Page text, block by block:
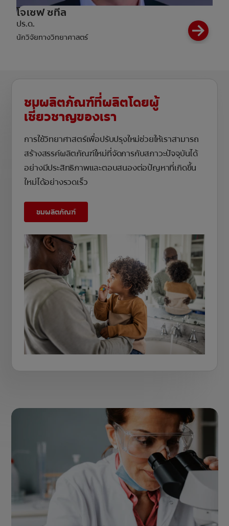
โจเซฟ ซทีล
ปร.ด.
นักวิจัยทางวิทยาศาสตร์
ชมผลิตภัณฑ์ที่ผลิตโดยผู้
เชี่ยวชาญของเรา
การใช้วิทยาศาสตร์เพื่อปรับปรุงใหม่ช่วยให้เราสามารถ
สร้างสรรค์ผลิตภัณฑ์ใหม่ที่จัดการกับสภาวะปัจจุบันได้
อย่างมีประสิทธิภาพและตอบสนองต่อปัญหาที่เกิดขึ้น
ใหม่ได้อย่างรวดเร็ว
ชมผลิตภัณฑ์